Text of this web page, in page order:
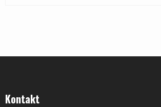
Kontakt